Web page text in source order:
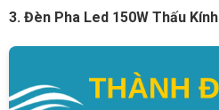
3. Đèn Pha Led 150W Thấu Kính